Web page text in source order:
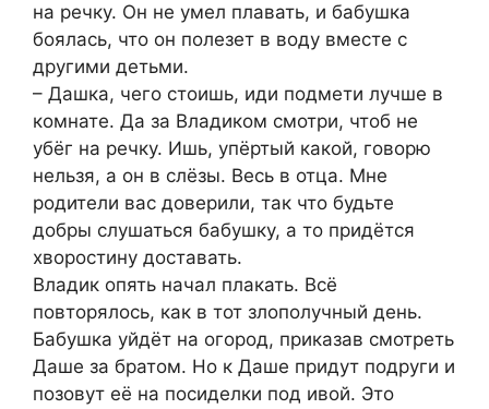
на речку. Он не умел плавать, и бабушка
боялась, что он полезет в воду вместе с
другими детьми.
– Дашка, чего стоишь, иди подмети лучше в
комнате. Да за Владиком смотри, чтоб не
убёг на речку. Ишь, упёртый какой, говорю
нельзя, а он в слёзы. Весь в отца. Мне
родители вас доверили, так что будьте
добры слушаться бабушку, а то придётся
хворостину доставать.
Владик опять начал плакать. Всё
повторялось, как в тот злополучный день.
Бабушка уйдёт на огород, приказав смотреть
Даше за братом. Но к Даше придут подруги и
позовут её на посиделки под ивой. Это